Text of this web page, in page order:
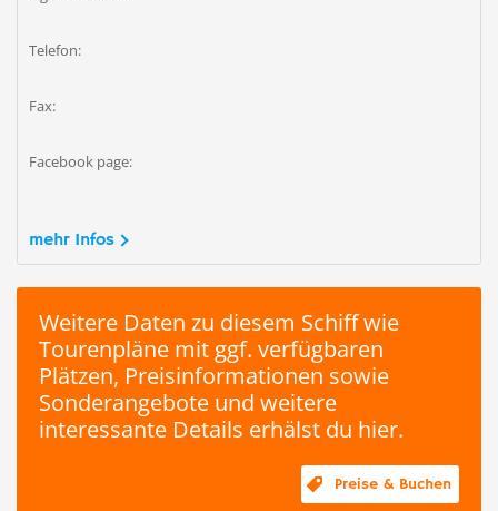
Telefon:
Fax:
Facebook page:
mehr Infos
Weitere Daten zu diesem Schiff wie
Tourenpläne mit ggf. verfügbaren
Plätzen, Preisinformationen sowie
Sonderangebote und weitere
interessante Details erhälst du hier.
Preise & Buchen